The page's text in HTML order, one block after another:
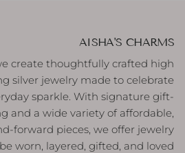
AISHA'S CHARMS
create thoughtfully crafted high
silver jewelry made to celebrate
sparkle. With signature gift-
and a wide variety of affordable,
forward pieces, we offer jewelry
worn, layered, gifted, and loved.